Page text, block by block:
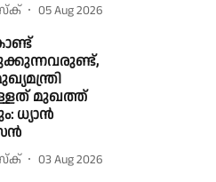
05 Aug 2026
മുഖത്ത്
ധ്യാൻ
03 Aug 2026